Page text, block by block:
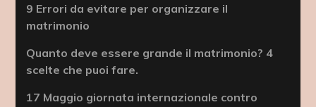
9 Errori da evitare per organizzare il
matrimonio
Quanto deve essere grande il matrimonio? 4
scelte che puoi fare.
17 Maggio giornata internazionale contro